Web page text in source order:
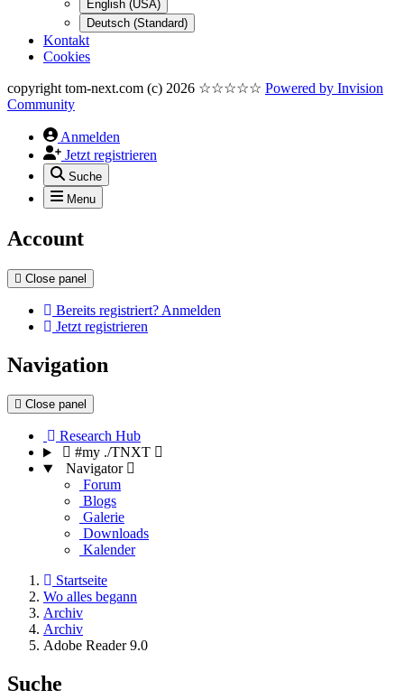
English (USA)
Deutsch (Standard)
Kontakt
Cookies
copyright tom-next.com (c) 2026 ☆☆☆☆☆ Powered by Invision
Community
Anmelden
Jetzt registrieren
Suche
Menu
Account
Close panel
Bereits registriert? Anmelden
Jetzt registrieren
Navigation
Close panel
Research Hub
#my ./TNXT
Navigator
Forum
Blogs
Galerie
Downloads
Kalender
Startseite
Wo alles begann
Archiv
Archiv
Adobe Reader 9.0
Suche